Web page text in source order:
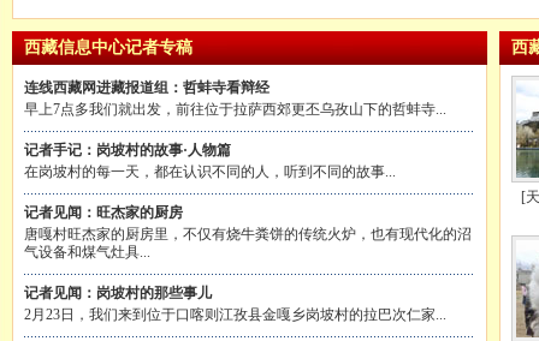
西藏信息中心记者专稿
连线西藏网进藏报道组：哲蚌寺看辩经
早上7点多我们就出发，前往位于拉萨西郊更丕乌孜山下的哲蚌寺...
记者手记：岗坡村的故事·人物篇
在岗坡村的每一天，都在认识不同的人，听到不同的故事...
记者见闻：旺杰家的厨房
唐嘎村旺杰家的厨房里，不仅有烧牛粪饼的传统火炉，也有现代化的沼
气设备和煤气灶具...
记者见闻：岗坡村的那些事儿
2月23日，我们来到位于口喀则江孜县金嘎乡岗坡村的拉巴次仁家...
西
[